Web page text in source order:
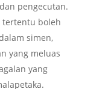
pengecutan.
tertentu boleh
simen,
yang meluas
yang